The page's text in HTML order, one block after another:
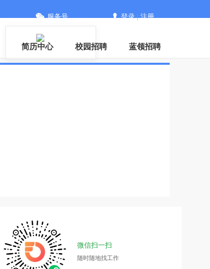
服务号 登录|注册
简历中心 校园招聘 蓝领招聘
微信扫一扫
随时随地找工作